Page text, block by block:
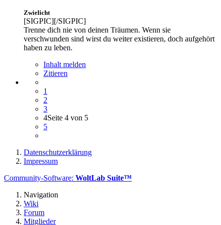
Zwielicht
[SIGPIC][/SIGPIC]
Trenne dich nie von deinen Träumen. Wenn sie
verschwunden sind wirst du weiter existieren, doch aufgehört
haben zu leben.
Inhalt melden
Zitieren
1
2
3
4Seite 4 von 5
5
Datenschutzerklärung
Impressum
Community-Software: WoltLab Suite™
Navigation
Wiki
Forum
Mitglieder